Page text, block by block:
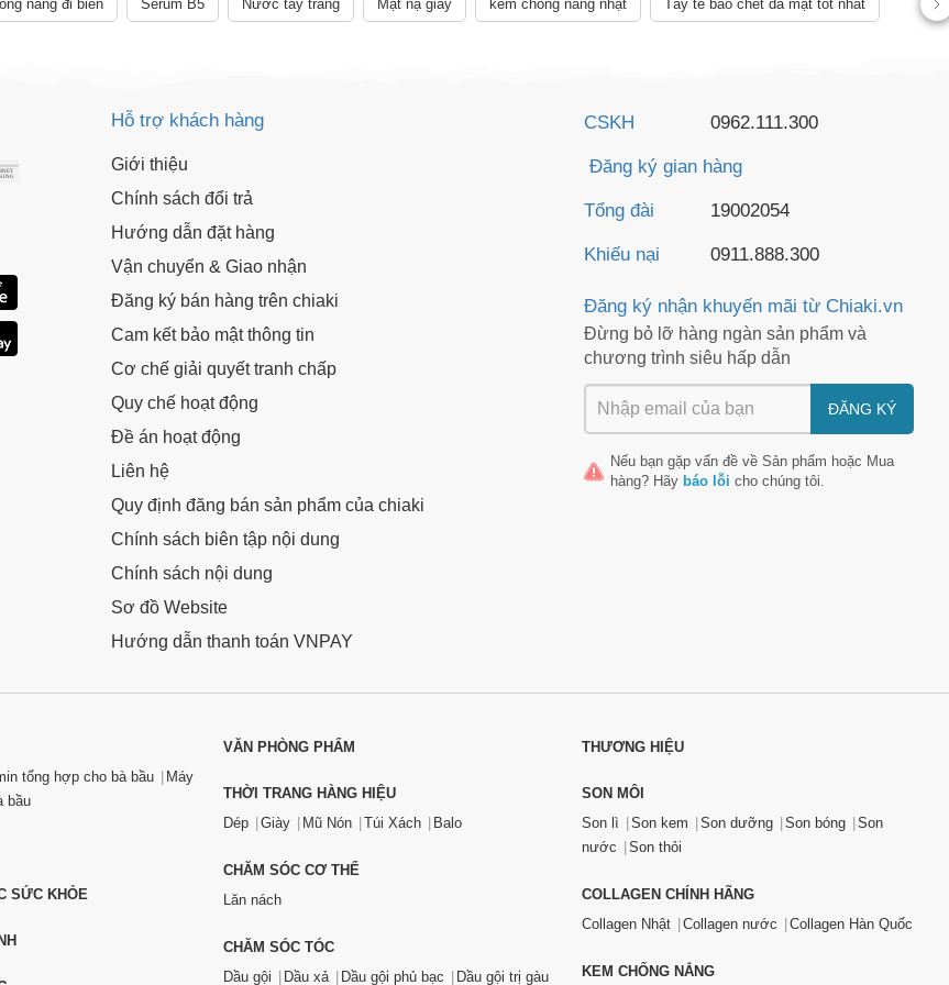
nắng đi biển Serum B5 Nước tẩy trang Mặt nạ giấy kem chống nắng nhật Tẩy tế bào chết da mặt tốt nhất
Hỗ trợ khách hàng
Giới thiệu
Chính sách đổi trả
Hướng dẫn đặt hàng
Vận chuyển & Giao nhận
Đăng ký bán hàng trên chiaki
Cam kết bảo mật thông tin
Cơ chế giải quyết tranh chấp
Quy chế hoạt động
Đề án hoạt động
Liên hệ
Quy định đăng bán sản phẩm của chiaki
Chính sách biên tập nội dung
Chính sách nội dung
Sơ đồ Website
Hướng dẫn thanh toán VNPAY
CSKH 0962.111.300
Đăng ký gian hàng
Tổng đài 19002054
Khiếu nại 0911.888.300
Đăng ký nhận khuyến mãi từ Chiaki.vn
Đừng bỏ lỡ hàng ngàn sản phẩm và
chương trình siêu hấp dẫn
ĐĂNG KÝ
Nếu bạn gặp vấn đề về Sản phẩm hoặc Mua
hàng? Hãy báo lỗi cho chúng tôi.
tổng hợp cho bà bầu
Máy
bầu
SỨC KHỎE
VĂN PHÒNG PHẨM
THỜI TRANG HÀNG HIỆU
Dép
Giày Mũ Nón Túi Xách Balo
CHĂM SÓC CƠ THỂ
Lăn nách
CHĂM SÓC TÓC
Dầu gội
Dầu xả Dầu gội phủ bạc Dầu gội trị gàu
THƯƠNG HIỆU
SON MÔI
Son lì
Son kem Son dưỡng Son bóng
Son
nước
Son thỏi
COLLAGEN CHÍNH HÃNG
Collagen Nhật
Collagen nước Collagen Hàn Quốc
KEM CHỐNG NẮNG